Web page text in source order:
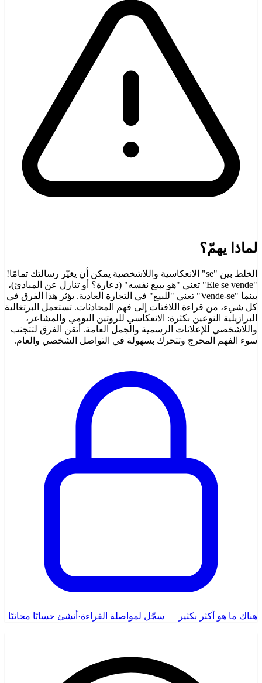
لماذا يهمّ؟
الخلط بين "se" الانعكاسية واللاشخصية يمكن أن يغيّر رسالتك تمامًا!
"Ele se vende" تعني "هو يبيع نفسه" (دعارة؟ أو تنازل عن المبادئ)،
بينما "Vende-se" تعني "للبيع" في التجارة العادية. يؤثر هذا الفرق في
كل شيء، من قراءة اللافتات إلى فهم المحادثات. تستعمل البرتغالية
البرازيلية النوعين بكثرة: الانعكاسي للروتين اليومي والمشاعر،
واللاشخصي للإعلانات الرسمية والجمل العامة. أتقن الفرق لتتجنب
سوء الفهم المحرج وتتحرك بسهولة في التواصل الشخصي والعام.
هناك ما هو أكثر بكثير — سجّل لمواصلة القراءة· أنشئ حسابًا مجانيًا